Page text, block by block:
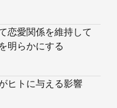
恋愛関係を維持して
明らかにする
ヒトに与える影響